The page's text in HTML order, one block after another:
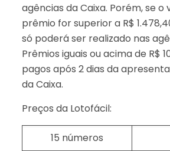
agências da Caixa. Porém, se o
prêmio for superior a R$
só poderá ser realizado nas
Prêmios iguais ou acima de R$
pagos após 2 dias da
da Caixa.
Preços da Lotofácil:
15 números